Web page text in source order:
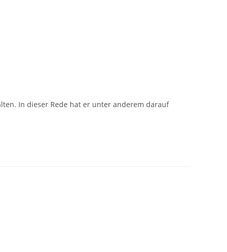
In dieser Rede hat er unter anderem darauf